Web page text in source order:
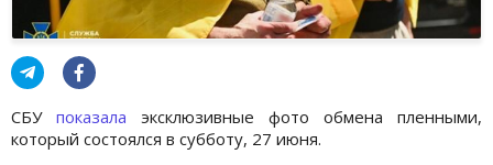
СБУ показала эксклюзивные фото обмена пленными,
который состоялся в субботу, 27 июня.